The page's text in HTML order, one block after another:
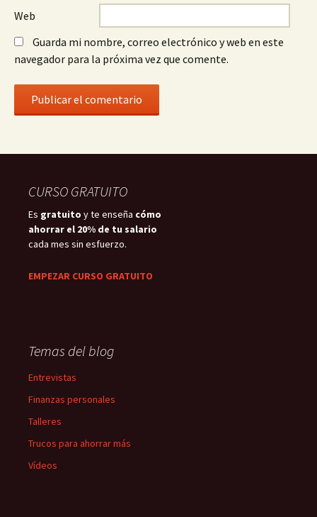
Web
Guarda mi nombre, correo electrónico y web en este
navegador para la próxima vez que comente.
CURSO GRATUITO
Es gratuito y te enseña cómo
ahorrar el 20% de tu salario
cada mes sin esfuerzo.
EMPEZAR CURSO GRATUITO
Temas del blog
Entrevistas
Finanzas personales
Talleres
Trucos para ahorrar más
Vídeos